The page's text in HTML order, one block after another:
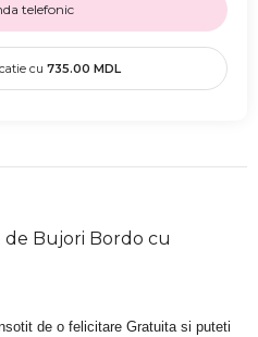
telefonic
cu 735.00 MDL
Bujori Bordo cu
de o felicitare Gratuita si puteti